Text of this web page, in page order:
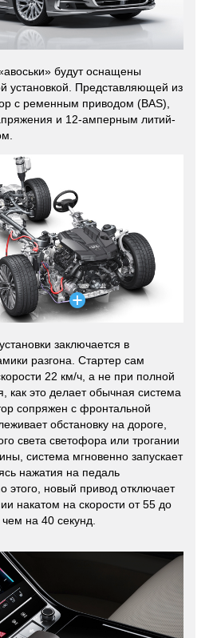
будут оснащены
установкой. Представляющей из
с ременным приводом (BAS),
и 12-амперным литий-
заключается в
разгона. Стартер сам
22 км/ч, а не при полной
как это делает обычная система
сопряжен с фронтальной
обстановку на дороге,
света светофора или трогании
система мгновенно запускает
нажатия на педаль
этого, новый привод отключает
накатом на скорости от 55 до
на 40 секунд.